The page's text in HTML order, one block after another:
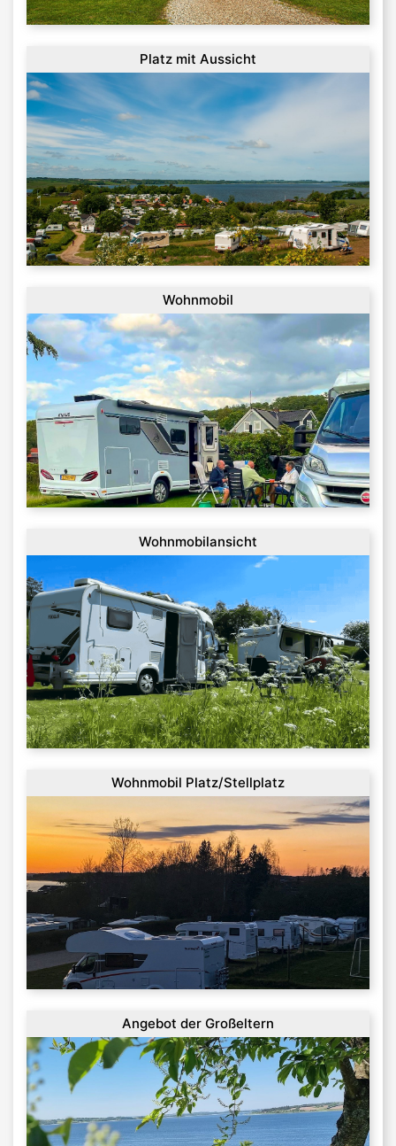
Platz mit Aussicht
Wohnmobil
Wohnmobilansicht
Wohnmobil Platz/Stellplatz
Angebot der Großeltern